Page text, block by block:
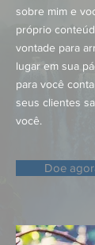
sobre mim e
próprio
vontade para
lugar em sua
para você
seus clientes
você.
Doe